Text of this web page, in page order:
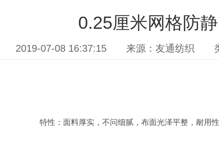
0.25厘米网格防
2019-07-08 16:37:15 来源：友通纺织
特性：面料厚实，不问细腻，布面光泽平整，耐用